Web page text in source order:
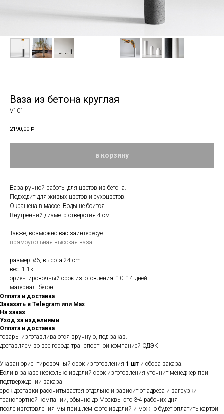
Ваза из бетона круглая
V101
2190,00 Р
в корзину
Ваза ручной работы для цветов из бетона.
Подходит для живых цветов и сухоцветов.
Окрашена в массе. Воды не боится.
Внутренний диаметр отверстия 4 см
Также, возможно вас заинтересует
прямоугольная высокая ваза.
размер: ø6, высота 24 cm
вес: 1.1кг
ориентировочный срок изготовления: 10 -14 дней
материал: бетон
Оплата и доставка
Заказать в Telegram или Max
На заказ
Уход за изделиями
Оплата и доставка
товары изготавливаются вручную, под заказ.
доставляем во все города транспортной компанией СДЭК
Указан ориентировочный срок изготовления 1 шт и сбора заказа.
Если в заказе несколько изделий срок изготовления уточнит менеджер при
подтверждении заказа
срок доставки рассчитывается отдельно и зависит от адреса и загрузки
транспортной компании, обычно до Москвы это 3-4 рабочих дня
после изготовления мы пришлем фото изделий и можно будет оплатить картой